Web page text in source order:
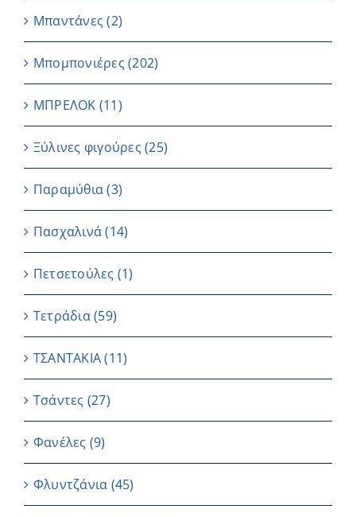
Μπαντάνες (2)
Μπομπονιέρες(202)
ΜΠΡΕΛΟΚ (11)
Ξύλινες φιγούρες(25)
Παραμύθια (3)
Πασχαλινά (14)
Πετσετούλες (1)
Τετράδια(59)
ΤΣΑΝΤΑΚΙΑ (11)
Τσάντες (27)
Φανέλες (9)
Φλυντζάνια (45)